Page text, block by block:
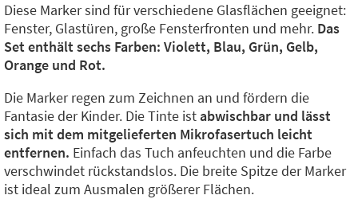
Diese Marker sind für verschiedene Glasflächen geeignet:
Fenster, Glastüren, große Fensterfronten und mehr. Das
Set enthält sechs Farben: Violett, Blau, Grün, Gelb,
Orange und Rot.
Die Marker regen zum Zeichnen an und fördern die
Fantasie der Kinder. Die Tinte istabwischbar und lässt
sich mit dem mitgelieferten Mikrofasertuch leicht
entfernen. Einfach das Tuch anfeuchten und die Farbe
verschwindet rückstandslos. Die breite Spitze der Marker
ist ideal zum Ausmalen größerer Flächen.